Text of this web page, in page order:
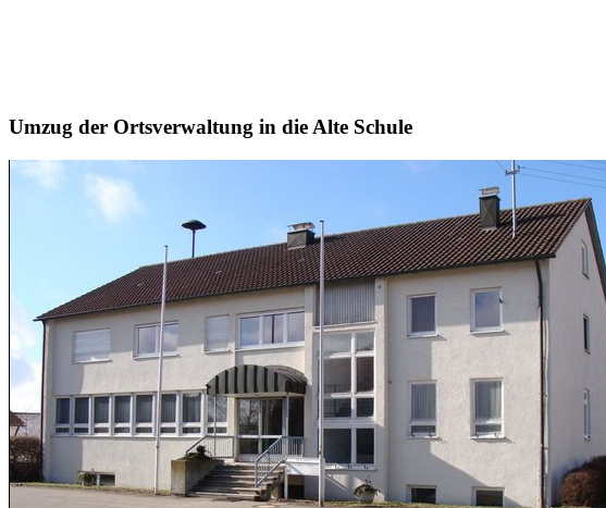
Umzug der Ortsverwaltung in die Alte Schule